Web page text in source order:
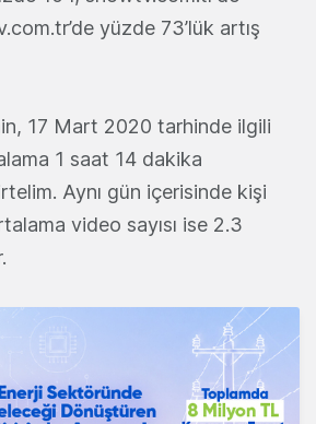
yüzde 73’lük artış
17 Mart 2020 tarhinde ilgili
1 saat 14 dakika
Aynı gün içerisinde kişi
video sayısı ise 2.3